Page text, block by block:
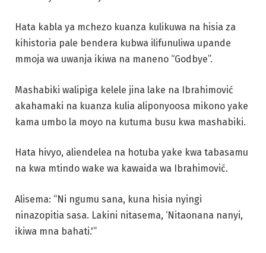
Hata kabla ya mchezo kuanza kulikuwa na hisia za
kihistoria pale bendera kubwa ilifunuliwa upande
mmoja wa uwanja ikiwa na maneno “Godbye”.
Mashabiki walipiga kelele jina lake na Ibrahimović
akahamaki na kuanza kulia aliponyoosa mikono yake
kama umbo la moyo na kutuma busu kwa mashabiki.
Hata hivyo, aliendelea na hotuba yake kwa tabasamu
na kwa mtindo wake wa kawaida wa Ibrahimović.
Alisema: “Ni ngumu sana, kuna hisia nyingi
ninazopitia sasa. Lakini nitasema, ‘Nitaonana nanyi,
ikiwa mna bahati.'”